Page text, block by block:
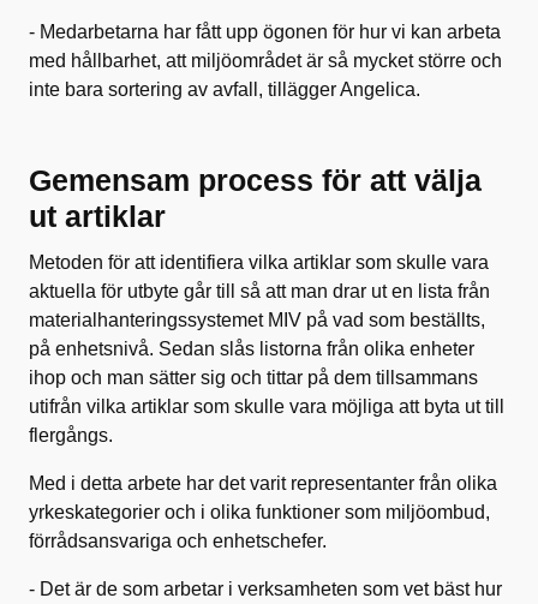
- Medarbetarna har fått upp ögonen för hur vi kan arbeta
med hållbarhet, att miljöområdet är så mycket större och
inte bara sortering av avfall, tillägger Angelica.
Gemensam process för att välja
ut artiklar
Metoden för att identifiera vilka artiklar som skulle vara
aktuella för utbyte går till så att man drar ut en lista från
materialhanteringssystemet MIV på vad som beställts,
på enhetsnivå. Sedan slås listorna från olika enheter
ihop och man sätter sig och tittar på dem tillsammans
utifrån vilka artiklar som skulle vara möjliga att byta ut till
flergångs.
Med i detta arbete har det varit representanter från olika
yrkeskategorier och i olika funktioner som miljöombud,
förrådsansvariga och enhetschefer.
- Det är de som arbetar i verksamheten som vet bäst hur